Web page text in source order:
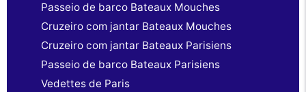
Passeio de barco Bateaux Mouches
Cruzeiro com jantar Bateaux Mouches
Cruzeiro com jantar Bateaux Parisiens
Passeio de barco Bateaux Parisiens
Vedettes de Paris